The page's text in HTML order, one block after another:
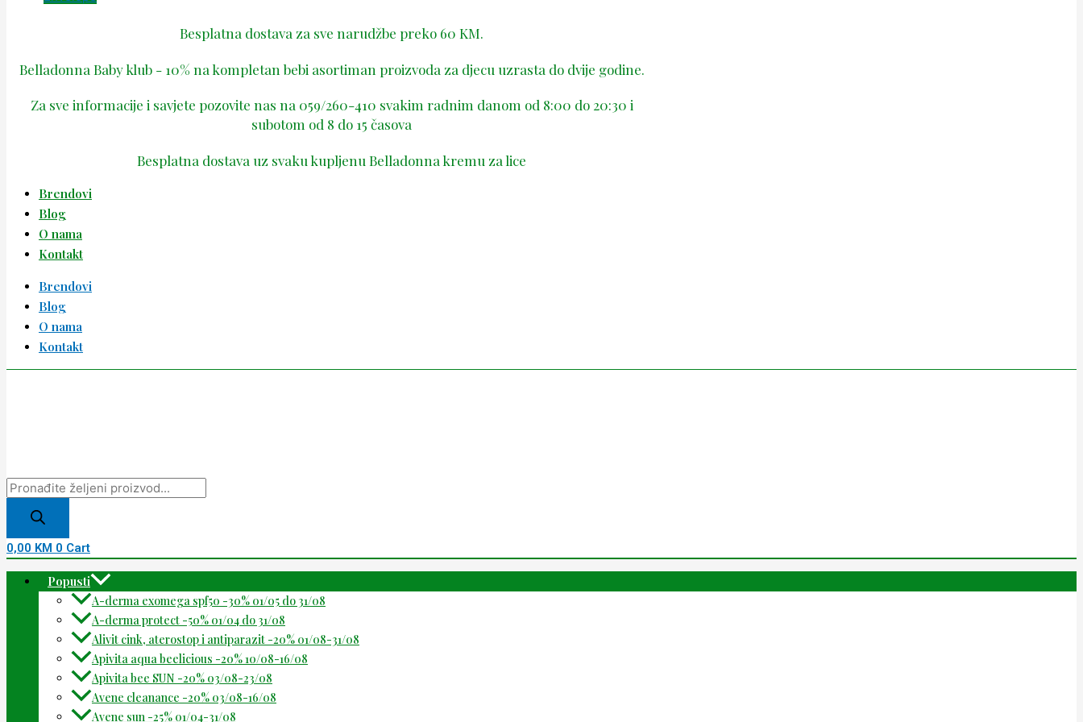
Besplatna dostava za sve narudžbe preko 60 KM.
Belladonna Baby klub - 10% na kompletan bebi asortiman proizvoda za djecu uzrasta do dvije godine.
Za sve informacije i savjete pozovite nas na 059/260-410 svakim radnim danom od 8:00 do 20:30 i
subotom od 8 do 15 časova
Besplatna dostava uz svaku kupljenu Belladonna kremu za lice
Brendovi
Blog
O nama
Kontakt
Brendovi
Blog
O nama
Kontakt
0,00 KM 0 Cart
Popusti
A-derma exomega spf50 -30% 01/05 do 31/08
A-derma protect -50% 01/04 do 31/08
Alivit cink, aterostop i antiparazit -20% 01/08-31/08
Apivita aqua beelicious -20% 10/08-16/08
Apivita bee SUN -20% 03/08-23/08
Avene cleanance -20% 03/08-16/08
Avene sun -25% 01/04-31/08